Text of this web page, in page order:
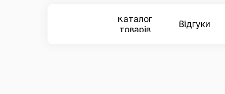
Відгуки
Каталог
товарів